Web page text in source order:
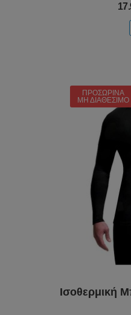
ΠΡΟΣΩΡΙΝΆ
ΜΗ ΔΙΑΘΈΣΙΜΟ
Ισοθερμική